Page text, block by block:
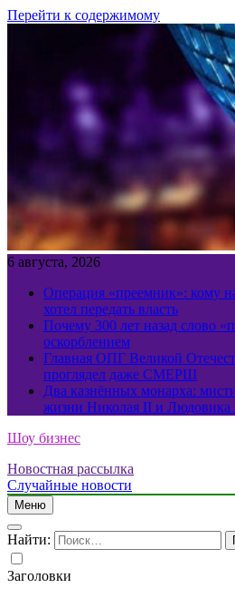
Перейти к содержимому
6 августа, 2026
Операция «преемник»: кому
хотел передать власть
Почему 300 лет назад слово
оскорблением
Главная ОПГ Великой
проглядел даже СМЕРШ
Два казнённых монарха:
жизни Николая II и
Шоу бизнес
Новостная рассылка
Случайные новости
Меню
Найти:
Заголовки